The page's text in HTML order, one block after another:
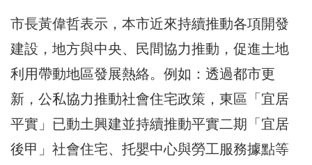
市長黃偉哲表示，本市近來持續推動各項開發
建設，地方與中央、民間協力推動，促進土地
利用帶動地區發展熱絡。例如：透過都市更
新，公私協力推動社會住宅政策，東區「宜居
平實」已動土興建並持續推動平實二期「宜居
後甲」社會住宅、托嬰中心與勞工服務據點等